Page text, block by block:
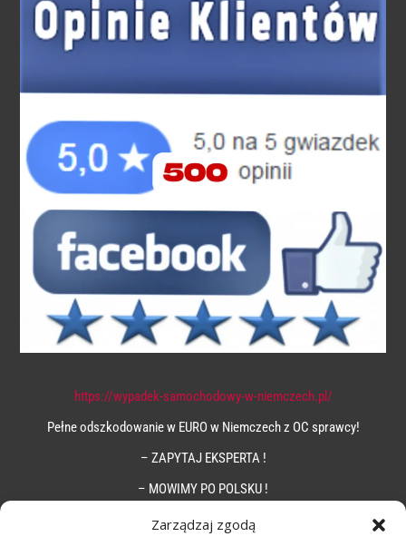
Zarządzaj zgodą
https://wypadek-samochodowy-w-niemczech.pl/
Pełne odszkodowanie w EURO w Niemczech z OC sprawcy!
– ZAPYTAJ EKSPERTA !
– MOWIMY PO POLSKU !